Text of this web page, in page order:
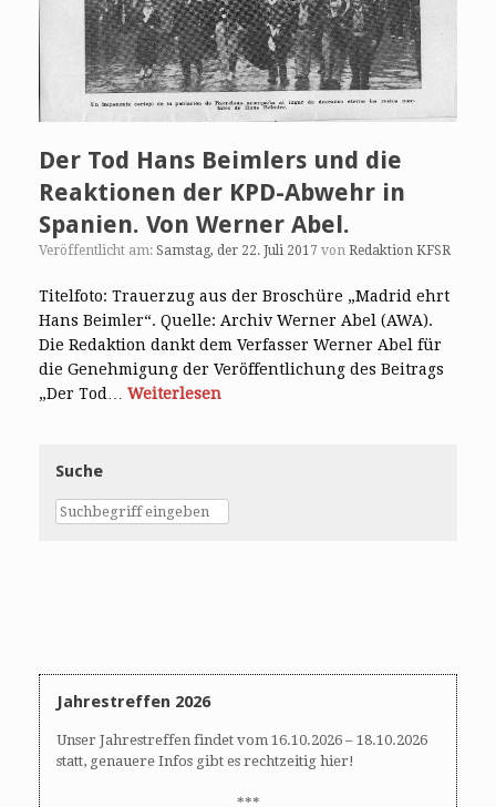
Der Tod Hans Beimlers und die
Reaktionen der KPD-Abwehr in
Spanien. Von Werner Abel.
Veröffentlicht am: Samstag, der 22. Juli 2017 von Redaktion KFSR
Titelfoto: Trauerzug aus der Broschüre „Madrid ehrt
Hans Beimler“. Quelle: Archiv Werner Abel (AWA).
Die Redaktion dankt dem Verfasser Werner Abel für
die Genehmigung der Veröffentlichung des Beitrags
„Der Tod… Weiterlesen
Suche
Jahrestreffen 2026
Unser Jahrestreffen findet vom 16.10.2026 – 18.10.2026
statt, genauere Infos gibt es rechtzeitig hier!
***